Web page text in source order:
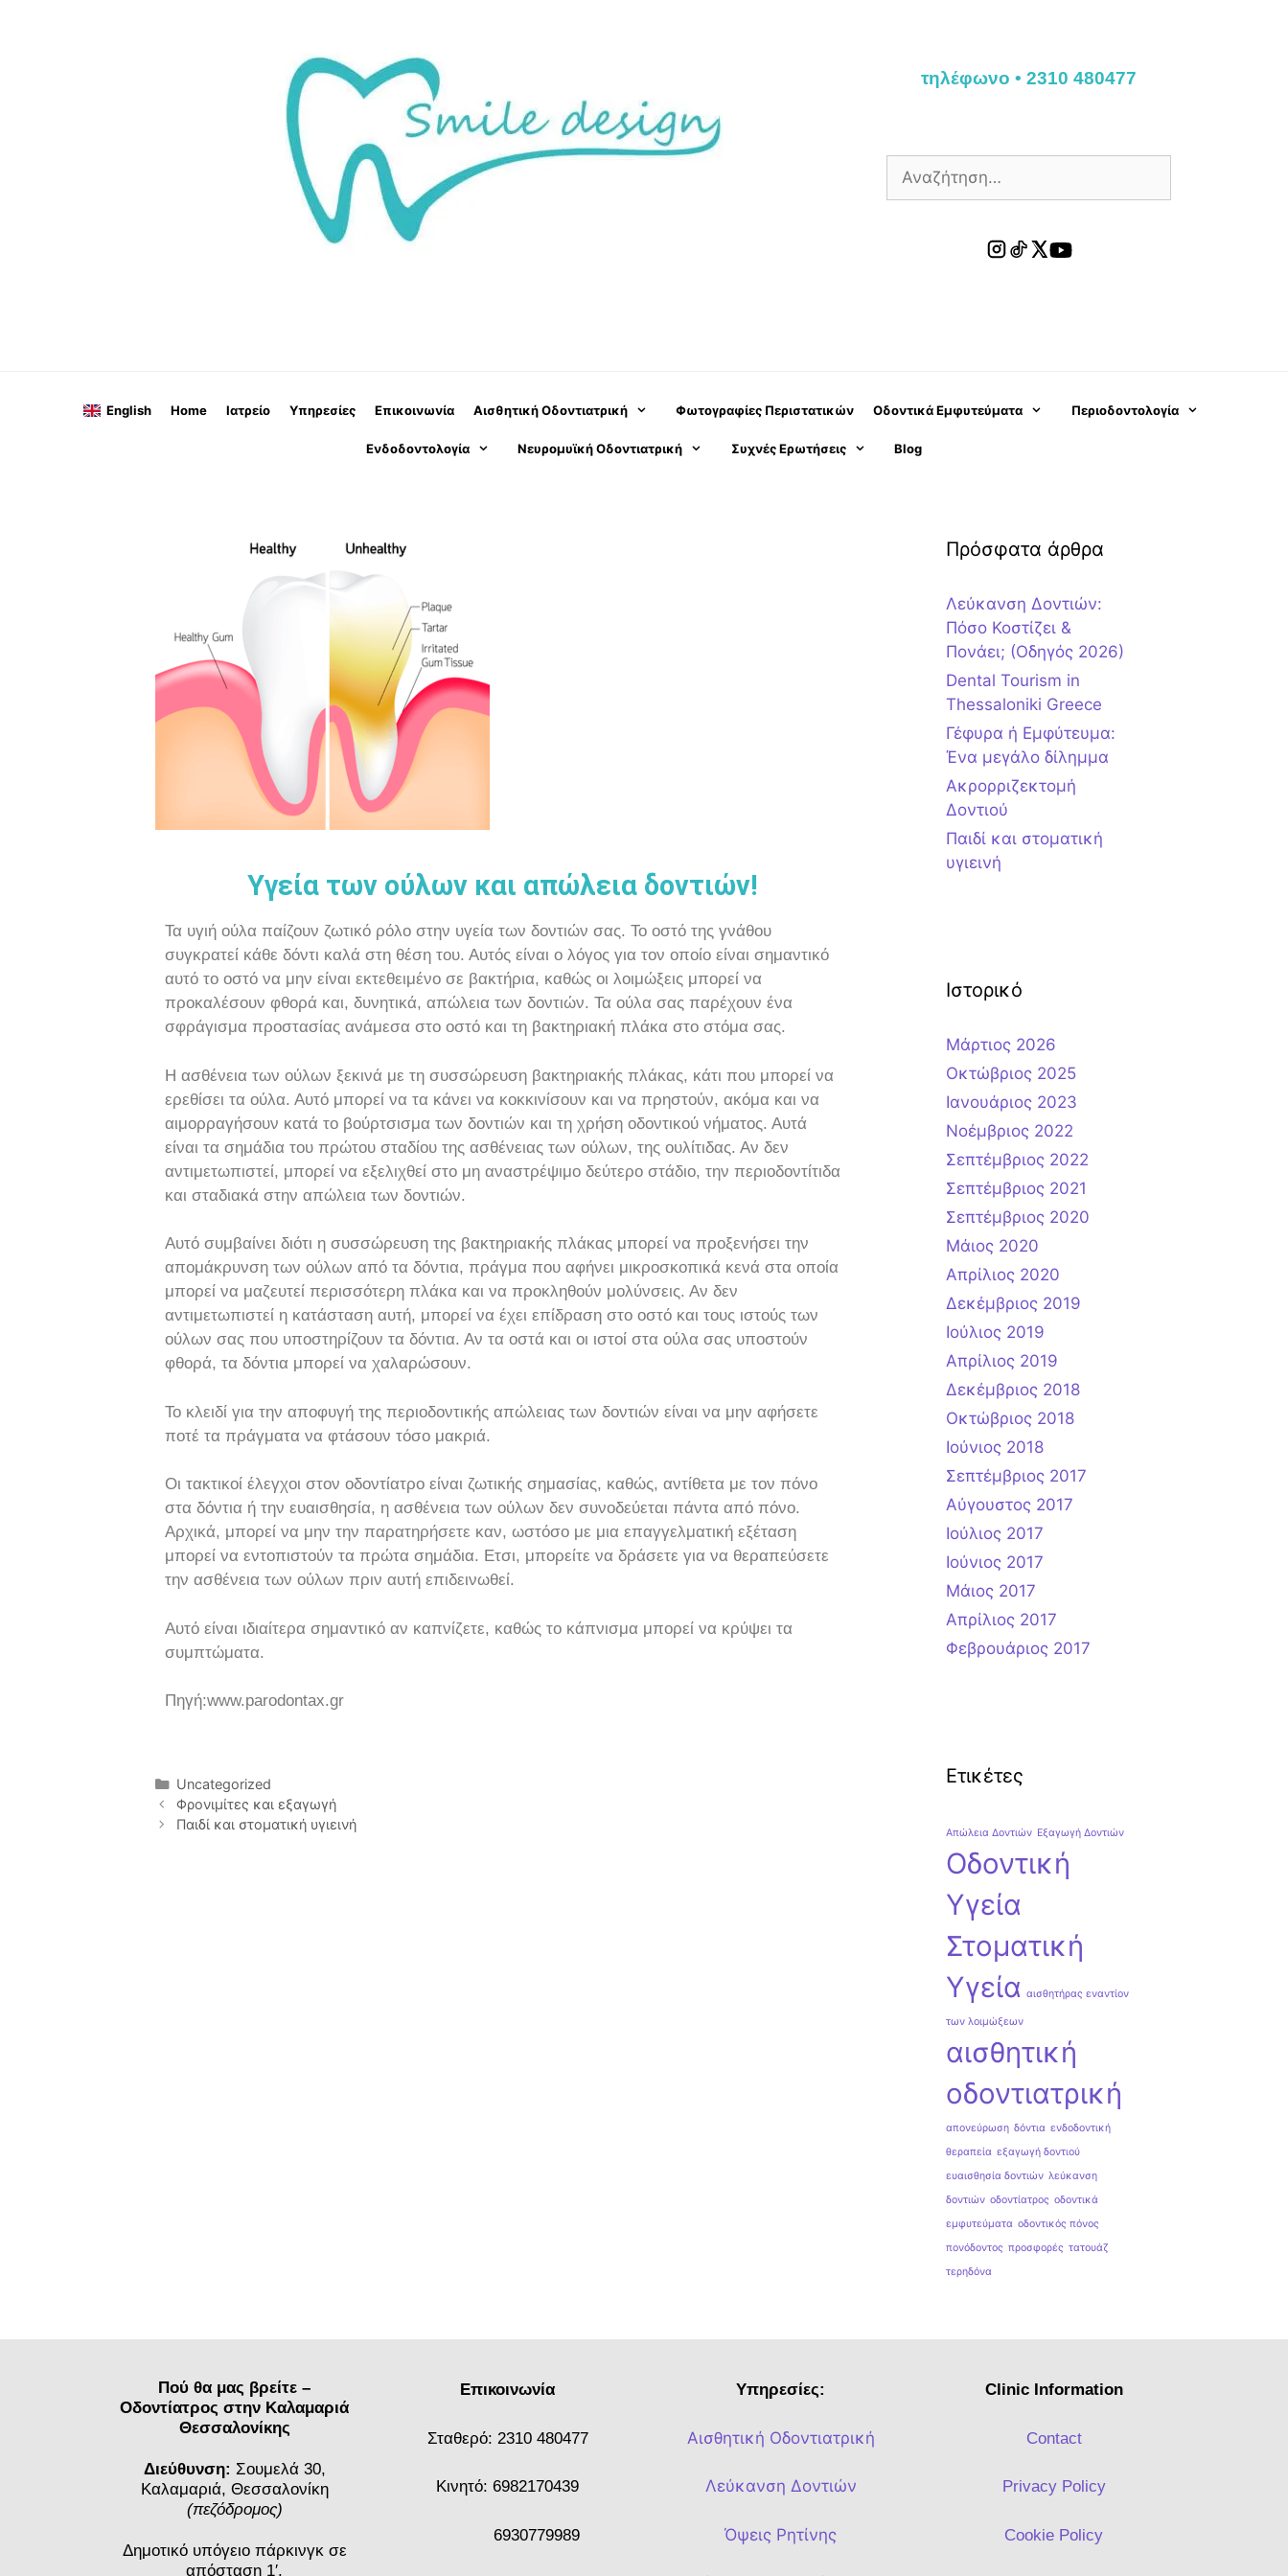
τηλέφωνο • 2310 480477
English Home Ιατρείο Υπηρεσίες Επικοινωνία Αισθητική Οδοντιατρική Φωτογραφίες Περιστατικών Οδοντικά Εμφυτεύματα Περιοδοντολογία
Ενδοδοντολογία Νευρομυϊκή Οδοντιατρική Συχνές Ερωτήσεις Blog
Υγεία των ούλων και απώλεια δοντιών!
Τα υγιή ούλα παίζουν ζωτικό ρόλο στην υγεία των δοντιών σας. Το οστό της γνάθου
συγκρατεί κάθε δόντι καλά στη θέση του. Αυτός είναι ο λόγος για τον οποίο είναι σημαντικό
αυτό το οστό να μην είναι εκτεθειμένο σε βακτήρια, καθώς οι λοιμώξεις μπορεί να
προκαλέσουν φθορά και, δυνητικά, απώλεια των δοντιών. Τα ούλα σας παρέχουν ένα
σφράγισμα προστασίας ανάμεσα στο οστό και τη βακτηριακή πλάκα στο στόμα σας.
Η ασθένεια των ούλων ξεκινά με τη συσσώρευση βακτηριακής πλάκας, κάτι που μπορεί να
ερεθίσει τα ούλα. Αυτό μπορεί να τα κάνει να κοκκινίσουν και να πρηστούν, ακόμα και να
αιμορραγήσουν κατά το βούρτσισμα των δοντιών και τη χρήση οδοντικού νήματος. Αυτά
είναι τα σημάδια του πρώτου σταδίου της ασθένειας των ούλων, της ουλίτιδας. Αν δεν
αντιμετωπιστεί, μπορεί να εξελιχθεί στο μη αναστρέψιμο δεύτερο στάδιο, την περιοδοντίτιδα
και σταδιακά στην απώλεια των δοντιών.
Αυτό συμβαίνει διότι η συσσώρευση της βακτηριακής πλάκας μπορεί να προξενήσει την
απομάκρυνση των ούλων από τα δόντια, πράγμα που αφήνει μικροσκοπικά κενά στα οποία
μπορεί να μαζευτεί περισσότερη πλάκα και να προκληθούν μολύνσεις. Αν δεν
αντιμετωπιστεί η κατάσταση αυτή, μπορεί να έχει επίδραση στο οστό και τους ιστούς των
ούλων σας που υποστηρίζουν τα δόντια. Αν τα οστά και οι ιστοί στα ούλα σας υποστούν
φθορά, τα δόντια μπορεί να χαλαρώσουν.
Το κλειδί για την αποφυγή της περιοδοντικής απώλειας των δοντιών είναι να μην αφήσετε
ποτέ τα πράγματα να φτάσουν τόσο μακριά.
Οι τακτικοί έλεγχοι στον οδοντίατρο είναι ζωτικής σημασίας, καθώς, αντίθετα με τον πόνο
στα δόντια ή την ευαισθησία, η ασθένεια των ούλων δεν συνοδεύεται πάντα από πόνο.
Αρχικά, μπορεί να μην την παρατηρήσετε καν, ωστόσο με μια επαγγελματική εξέταση
μπορεί να εντοπιστούν τα πρώτα σημάδια. Eτσι, μπορείτε να δράσετε για να θεραπεύσετε
την ασθένεια των ούλων πριν αυτή επιδεινωθεί.
Αυτό είναι ιδιαίτερα σημαντικό αν καπνίζετε, καθώς το κάπνισμα μπορεί να κρύψει τα
συμπτώματα.
Πηγή:www.parodontax.gr
Uncategorized
Φρονιμίτες και εξαγωγή
Παιδί και στοματική υγιεινή
Πρόσφατα άρθρα
Λεύκανση Δοντιών:
Πόσο Κοστίζει &
Πονάει; (Οδηγός 2026)
Dental Tourism in
Thessaloniki Greece
Γέφυρα ή Εμφύτευμα:
Ένα μεγάλο δίλημμα
Ακρορριζεκτομή
Δοντιού
Παιδί και στοματική
υγιεινή
Ιστορικό
Μάρτιος 2026
Οκτώβριος 2025
Ιανουάριος 2023
Νοέμβριος 2022
Σεπτέμβριος 2022
Σεπτέμβριος 2021
Σεπτέμβριος 2020
Μάιος 2020
Απρίλιος 2020
Δεκέμβριος 2019
Ιούλιος 2019
Απρίλιος 2019
Δεκέμβριος 2018
Οκτώβριος 2018
Ιούνιος 2018
Σεπτέμβριος 2017
Αύγουστος 2017
Ιούλιος 2017
Ιούνιος 2017
Μάιος 2017
Απρίλιος 2017
Φεβρουάριος 2017
Ετικέτες
Απώλεια Δοντιών Εξαγωγή Δοντιών
Οδοντική
Υγεία
Στοματική
Υγεία αισθητήρας εναντίον
των λοιμώξεων
αισθητική
οδοντιατρική
απονεύρωση δόντια ενδοδοντική
θεραπεία εξαγωγή δοντιού
ευαισθησία δοντιών λεύκανση
δοντιών οδοντίατρος οδοντικά
εμφυτεύματα οδοντικός πόνος
πονόδοντος προσφορές τατουάζ
τερηδόνα
Πού θα μας βρείτε –
Οδοντίατρος στην Καλαμαριά
Θεσσαλονίκης
Διεύθυνση: Σουμελά 30,
Καλαμαριά, Θεσσαλονίκη
(πεζόδρομος)
Δημοτικό υπόγειο πάρκινγκ σε
απόσταση 1′.
Επικοινωνία
Σταθερό: 2310 480477
Κινητό: 6982170439
6930779989
Υπηρεσίες:
Αισθητική Οδοντιατρική
Λεύκανση Δοντιών
Όψεις Ρητίνης
Clinic Information
Contact
Privacy Policy
Cookie Policy